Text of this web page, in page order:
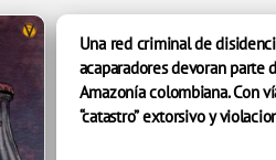
Una red criminal de
acaparadores devoran parte
Amazonía colombiana. Con
“catastro” extorsivo y